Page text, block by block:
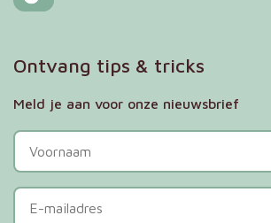
Ontvang tips & tricks
Meld je aan voor onze nieuwsbrief